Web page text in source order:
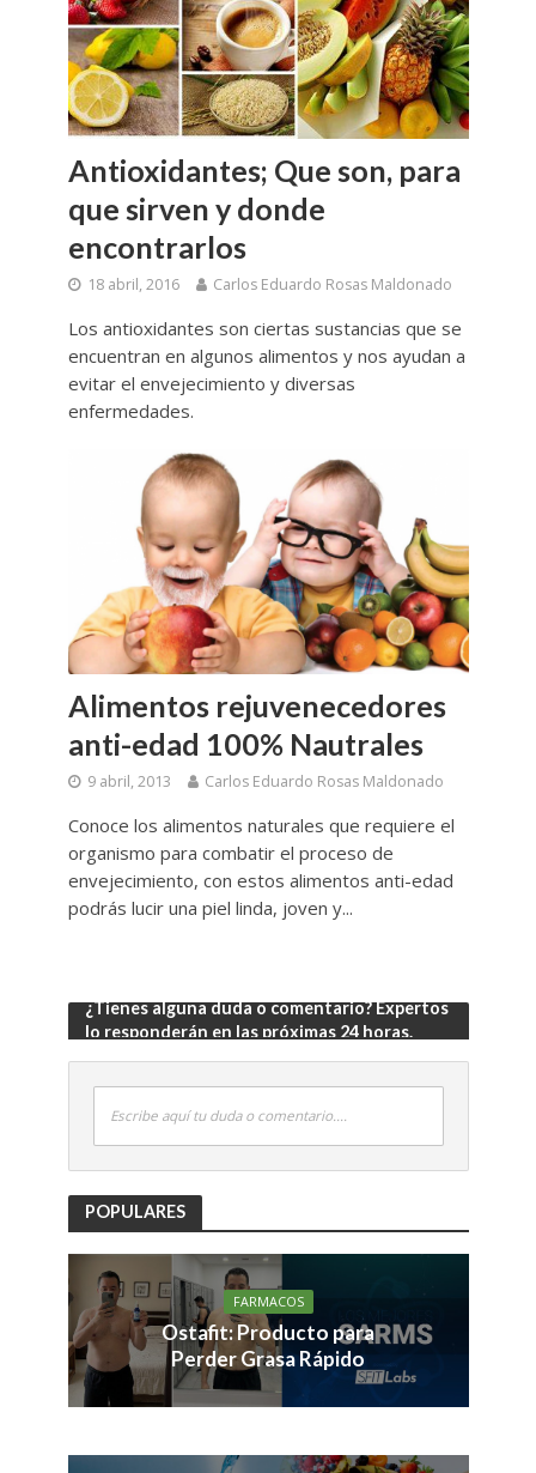
Antioxidantes; Que son, para
que sirven y donde
encontrarlos
18 abril, 2016 Carlos Eduardo Rosas Maldonado
Los antioxidantes son ciertas sustancias que se
encuentran en algunos alimentos y nos ayudan a
evitar el envejecimiento y diversas
enfermedades.
Alimentos rejuvenecedores
anti-edad 100% Nautrales
9 abril, 2013 Carlos Eduardo Rosas Maldonado
Conoce los alimentos naturales que requiere el
organismo para combatir el proceso de
envejecimiento, con estos alimentos anti-edad
podrás lucir una piel linda, joven y...
¿Tienes alguna duda o comentario? Expertos
lo responderán en las próximas 24 horas.
Escribe aquí tu duda o comentario....
POPULARES
FARMACOS
Ostafit: Producto para
Perder Grasa Rápido